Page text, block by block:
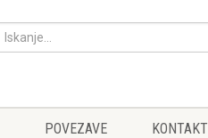
POVEZAVE KONTAKT